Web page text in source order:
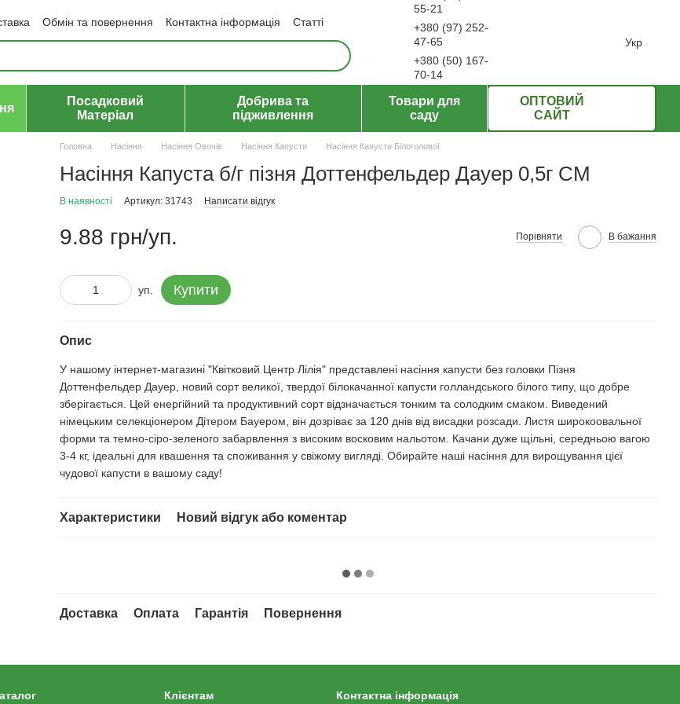
Обмін та повернення Контактна інформація
Статті
Політика конфіденційності Договір публічної оферти
55-21
+380 (97) 252-
47-65
+380 (50) 167-
70-14
Укр
Посадковий
Матеріал
Добрива та
підживлення
Товари для
саду
ОПТОВИЙ
САЙТ
Головна Насіння Насіння Овочів Насіння Капусти Насіння Капусти Білоголової
Насіння Капуста б/г пізня Доттенфельдер Дауер 0,5г СМ
В наявності Артикул: 31743 Написати відгук
9.88 грн/уп. Порівняти В бажання
уп. Купити
Опис
У нашому інтернет-магазині "Квітковий Центр Лілія" представлені насіння капусти без головки Пізня
Доттенфельдер Дауер, новий сорт великої, твердої білокачанної капусти голландського білого типу, що добре
зберігається. Цей енергійний та продуктивний сорт відзначається тонким та солодким смаком. Виведений
німецьким селекціонером Дітером Бауером, він дозріває за 120 днів від висадки розсади. Листя широкоовальної
форми та темно-сіро-зеленого забарвлення з високим восковим нальотом. Качани дуже щільні, середньою вагою
3-4 кг, ідеальні для квашення та споживання у свіжому вигляді. Обирайте наші насіння для вирощування цієї
чудової капусти в вашому саду!
Характеристики Новий відгук або коментар
Доставка Оплата Гарантія Повернення
Клієнтам Контактна інформація